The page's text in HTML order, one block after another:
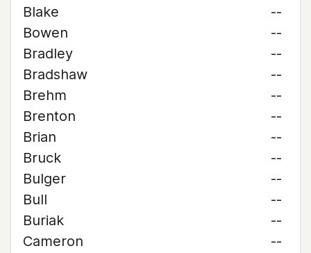
Blake
--
Bowen
--
Bradley
--
Bradshaw
--
Brehm
--
Brenton
--
Brian
--
Bruck
--
Bulger
--
Bull
--
Buriak
--
Cameron
--